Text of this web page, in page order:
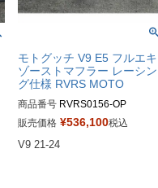
モトグッチ V9 E5 フルエキ
ゾーストマフラー レーシン
グ仕様 RVRS MOTO
商品番号 RVRS0156-OP
RVRS0154：セラミックブラッ
販売価格 ¥536,100税込
V9 21-24